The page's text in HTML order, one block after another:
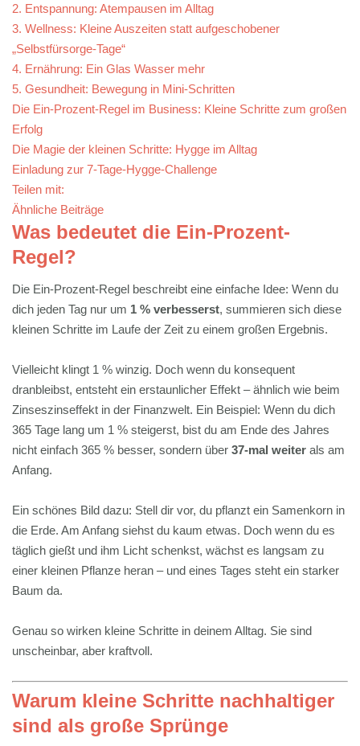
2. Entspannung: Atempausen im Alltag
3. Wellness: Kleine Auszeiten statt aufgeschobener
„Selbstfürsorge-Tage“
4. Ernährung: Ein Glas Wasser mehr
5. Gesundheit: Bewegung in Mini-Schritten
Die Ein-Prozent-Regel im Business: Kleine Schritte zum großen
Erfolg
Die Magie der kleinen Schritte: Hygge im Alltag
Einladung zur 7-Tage-Hygge-Challenge
Teilen mit:
Ähnliche Beiträge
Was bedeutet die Ein-Prozent-
Regel?
Die Ein-Prozent-Regel beschreibt eine einfache Idee: Wenn du
dich jeden Tag nur um 1 % verbesserst, summieren sich diese
kleinen Schritte im Laufe der Zeit zu einem großen Ergebnis.
Vielleicht klingt 1 % winzig. Doch wenn du konsequent
dranbleibst, entsteht ein erstaunlicher Effekt – ähnlich wie beim
Zinseszinseffekt in der Finanzwelt. Ein Beispiel: Wenn du dich
365 Tage lang um 1 % steigerst, bist du am Ende des Jahres
nicht einfach 365 % besser, sondern über 37-mal weiter als am
Anfang.
Ein schönes Bild dazu: Stell dir vor, du pflanzt ein Samenkorn in
die Erde. Am Anfang siehst du kaum etwas. Doch wenn du es
täglich gießt und ihm Licht schenkst, wächst es langsam zu
einer kleinen Pflanze heran – und eines Tages steht ein starker
Baum da.
Genau so wirken kleine Schritte in deinem Alltag. Sie sind
unscheinbar, aber kraftvoll.
Warum kleine Schritte nachhaltiger
sind als große Sprünge